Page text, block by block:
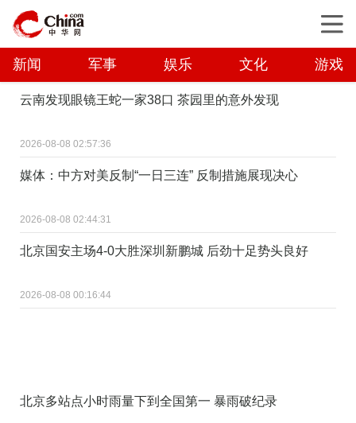
新闻 军事 娱乐 文化 游戏
云南发现眼镜王蛇一家38口 茶园里的意外发现
2026-08-08 02:57:36
媒体：中方对美反制“一日三连” 反制措施展现决心
2026-08-08 02:44:31
北京国安主场4-0大胜深圳新鹏城 后劲十足势头良好
2026-08-08 00:16:44
北京多站点小时雨量下到全国第一 暴雨破纪录